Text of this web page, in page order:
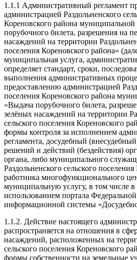
1.1.1 Административный регламент
администрацией Раздольненского
Кореновского района
порубочного билета, разрешения на
насаждений на территории
поселения Кореновского района»
муниципальная услуга,
определяет стандарт, сроки,
выполнения административных
предоставлению администрацией
поселения Кореновского района
«Выдача порубочного билета,
зелёных насаждений на территории
сельского поселения Кореновского
формы контроля за исполнением
регламента, досудебный
решений и действий (бездействия)
органа, либо муниципального
Раздольненского сельского
работника многофункционального
муниципальную услугу, в том числе
использованием портала
информационной системы
1.1.2. Действие настоящего
распространяется на отношения в
насаждений, расположенных на
сельского поселения Кореновского
формы собственности на земельные